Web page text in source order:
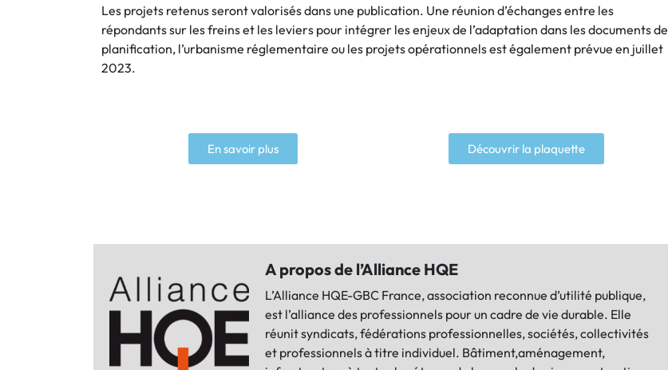
Les projets retenus seront valorisés dans une publication. Une réunion d’échanges entre les
répondants sur les freins et les leviers pour intégrer les enjeux de l’adaptation dans les documents de
planification, l’urbanisme réglementaire ou les projets opérationnels est également prévue en juillet
2023.
En savoir plus Découvrir la plaquette
A propos de l’Alliance HQE
L’Alliance HQE-GBC France, association reconnue d’utilité publique,
est l’alliance des professionnels pour un cadre de vie durable. Elle
réunit syndicats, fédérations professionnelles, sociétés, collectivités
et professionnels à titre individuel. Bâtiment,aménagement,